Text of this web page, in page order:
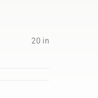
20 in